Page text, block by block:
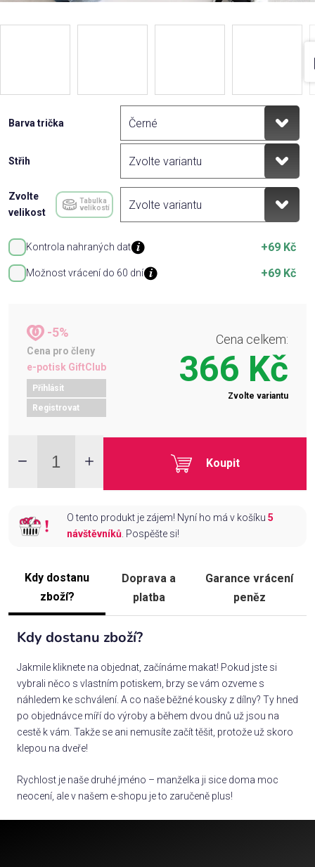
Barva trička
Střih
Zvolte
velikost
Tabulka
velikostí
Kontrola nahraných dat +69 Kč
Možnost vrácení do 60 dní +69 Kč
-5%
Cena pro členy
e-potisk GiftClub
Přihlásit
Registrovat
Cena celkem:
366 Kč
Zvolte variantu
Koupit
O tento produkt je zájem! Nyní ho má v košíku 5
návštěvníků. Pospěšte si!
Kdy dostanu
zboží?
Doprava a
platba
Garance vrácení
peněz
Kdy dostanu zboží?
Jakmile kliknete na objednat, začínáme makat! Pokud jste si
vybrali něco s vlastním potiskem, brzy se vám ozveme s
náhledem ke schválení. A co naše běžné kousky z dílny? Ty hned
po objednávce míří do výroby a během dvou dnů už jsou na
cestě k vám. Takže se ani nemusíte začít těšit, protože už skoro
klepou na dveře!
Rychlost je naše druhé jméno – manželka ji sice doma moc
neocení, ale v našem e-shopu je to zaručeně plus!